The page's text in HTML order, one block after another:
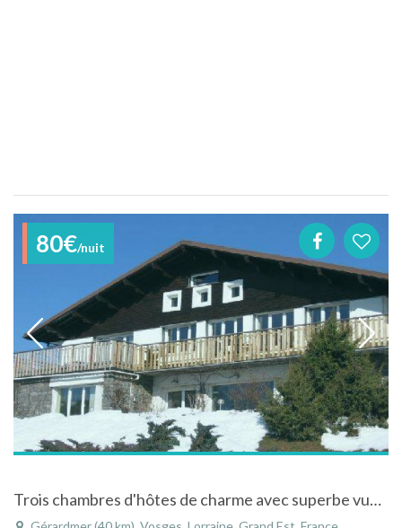
80€/nuit
Trois chambres d'hôtes de charme avec superbe vue sur le lac de Gérardmer.